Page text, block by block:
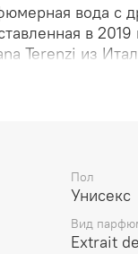
вода с
в
Terenzi из
ореха
нот
травянистой
Пол
Унисекс
Вид
Extrait